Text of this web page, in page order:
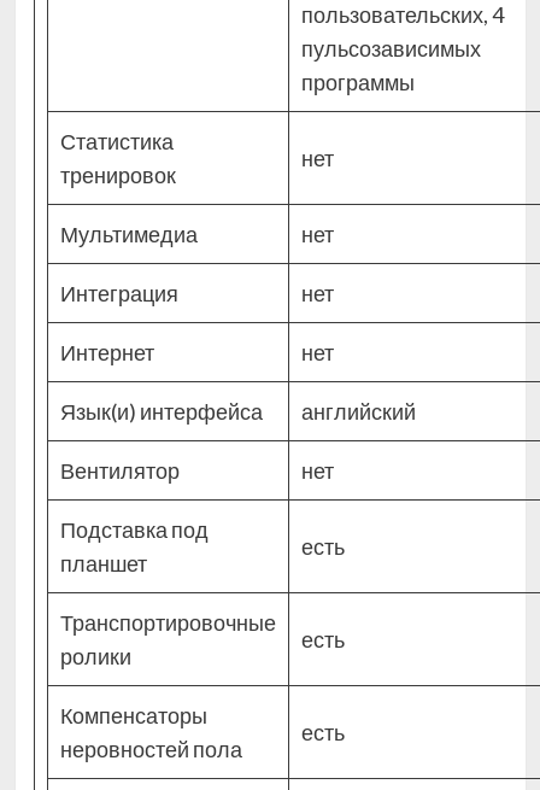
пользовательских, 4
пульсозависимых
программы
Статистика
тренировок
нет
Мультимедиа нет
Интеграция нет
Интернет нет
Язык(и) интерфейса английский
Вентилятор нет
Подставка под
планшет
есть
Транспортировочные
ролики
есть
Компенсаторы
неровностей пола
есть